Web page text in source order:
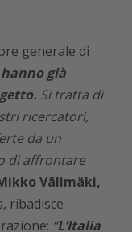
generale di
già
Si tratta di
ricercatori,
da un
di affrontare
Välimäki,
ribadisce
“L’Italia